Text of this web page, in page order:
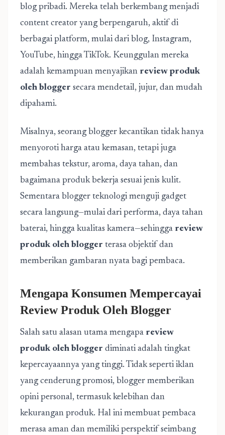
blog pribadi. Mereka telah berkembang menjadi
content creator yang berpengaruh, aktif di
berbagai platform, mulai dari blog, Instagram,
YouTube, hingga TikTok. Keunggulan mereka
adalah kemampuan menyajikan review produk
oleh blogger secara mendetail, jujur, dan mudah
dipahami.
Misalnya, seorang blogger kecantikan tidak hanya
menyoroti harga atau kemasan, tetapi juga
membahas tekstur, aroma, daya tahan, dan
bagaimana produk bekerja sesuai jenis kulit.
Sementara blogger teknologi menguji gadget
secara langsung—mulai dari performa, daya tahan
baterai, hingga kualitas kamera—sehingga review
produk oleh blogger terasa objektif dan
memberikan gambaran nyata bagi pembaca.
Mengapa Konsumen Mempercayai
Review Produk Oleh Blogger
Salah satu alasan utama mengapa review
produk oleh blogger diminati adalah tingkat
kepercayaannya yang tinggi. Tidak seperti iklan
yang cenderung promosi, blogger memberikan
opini personal, termasuk kelebihan dan
kekurangan produk. Hal ini membuat pembaca
merasa aman dan memiliki perspektif seimbang